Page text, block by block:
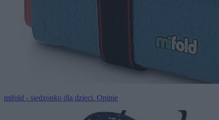
mifold - siedzonko dla dzieci. Opinie